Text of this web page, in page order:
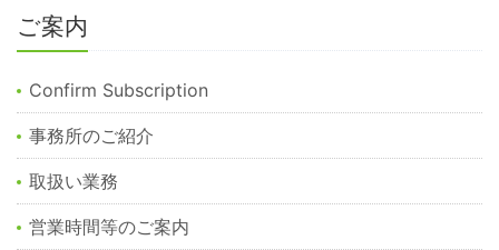
ご案内
Confirm Subscription
事務所のご紹介
取扱い業務
営業時間等のご案内